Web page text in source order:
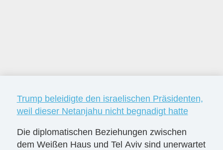
Trump beleidigte den israelischen Präsidenten,
weil dieser Netanjahu nicht begnadigt hatte
Die diplomatischen Beziehungen zwischen
dem Weißen Haus und Tel Aviv sind unerwartet